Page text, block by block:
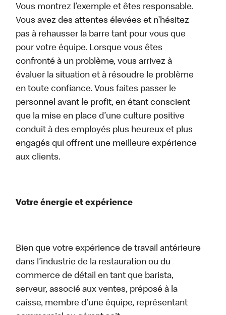
Vous montrez l’exemple et êtes responsable.
Vous avez des attentes élevées et n’hésitez
pas à rehausser la barre tant pour vous que
pour votre équipe. Lorsque vous êtes
confronté à un problème, vous arrivez à
évaluer la situation et à résoudre le problème
en toute confiance. Vous faites passer le
personnel avant le profit, en étant conscient
que la mise en place d’une culture positive
conduit à des employés plus heureux et plus
engagés qui offrent une meilleure expérience
aux clients.
Votre énergie et expérience
Bien que votre expérience de travail antérieure
dans l’industrie de la restauration ou du
commerce de détail en tant que barista,
serveur, associé aux ventes, préposé à la
caisse, membre d’une équipe, représentant